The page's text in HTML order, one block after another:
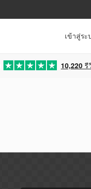
เข้าสู่ระ
10,220 รี